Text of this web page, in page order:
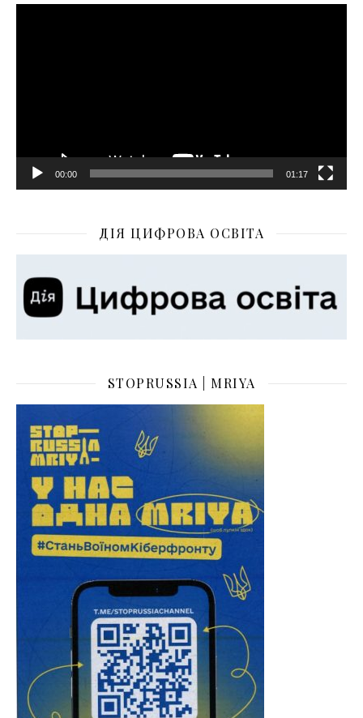
Відеопрогравач
00:00 01:17
ДІЯ ЦИФРОВА ОСВІТА
STOPRUSSIA | MRIYA